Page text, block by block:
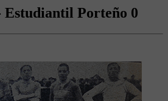
Estudiantil Porteño 0